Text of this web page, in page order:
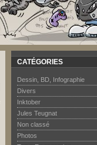
CATÉGORIES
Dessin, BD, Infographie
Divers
Inktober
Jules Teugnat
Non classé
Photos